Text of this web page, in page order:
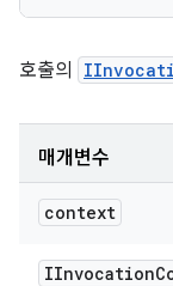
호출의
매개변수
context
IInvocation